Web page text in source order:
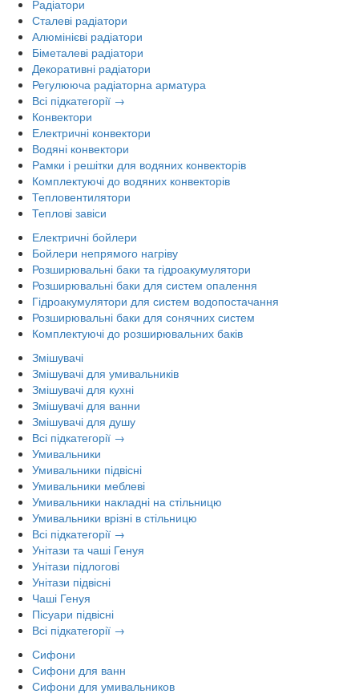
Радіатори
Сталеві радіатори
Алюмінієві радіатори
Біметалеві радіатори
Декоративні радіатори
Регулююча радіаторна арматура
Всі підкатегорії →
Конвектори
Електричні конвектори
Водяні конвектори
Рамки і решітки для водяних конвекторів
Комплектуючі до водяних конвекторів
Тепловентилятори
Теплові завіси
Електричні бойлери
Бойлери непрямого нагріву
Розширювальні баки та гідроакумулятори
Розширювальні баки для систем опалення
Гідроакумулятори для систем водопостачання
Розширювальні баки для сонячних систем
Комплектуючі до розширювальних баків
Змішувачі
Змішувачі для умивальників
Змішувачі для кухні
Змішувачі для ванни
Змішувачі для душу
Всі підкатегорії →
Умивальники
Умивальники підвісні
Умивальники меблеві
Умивальники накладні на стільницю
Умивальники врізні в стільницю
Всі підкатегорії →
Унітази та чаші Генуя
Унітази підлогові
Унітази підвісні
Чаші Генуя
Пісуари підвісні
Всі підкатегорії →
Сифони
Сифони для ванн
Сифони для умивальников